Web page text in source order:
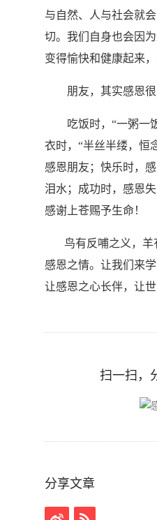
与自然、人与社会就
切。我们自身也会因
变得愉快和健康起来
朋友，其实感恩
吃饭时， “一粥一
衣时， “半丝半缕，恒
感恩朋友；快乐时，
泪水；成功时，感恩
感谢上苍赐予生命！
鸟有反哺之义，
感恩之情。 让我们来
让感恩之心长伴，让世
扫一扫，
分享文章